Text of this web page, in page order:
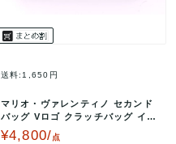
送料:1,650円
マリオ・ヴァレンティノ セカンド
バッグ Vロゴ クラッチバッグ イタ
リア製 ブランド 鞄 メンズ ブ…
¥4,800/点